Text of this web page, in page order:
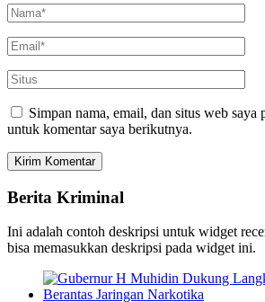
Simpan nama, email, dan situs web saya
untuk komentar saya berikutnya.
Berita Kriminal
Ini adalah contoh deskripsi untuk widget
bisa memasukkan deskripsi pada widget ini.